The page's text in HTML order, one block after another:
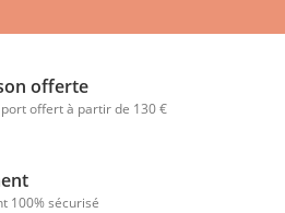
offerte
port offert à partir de 130 €
100% sécurisé